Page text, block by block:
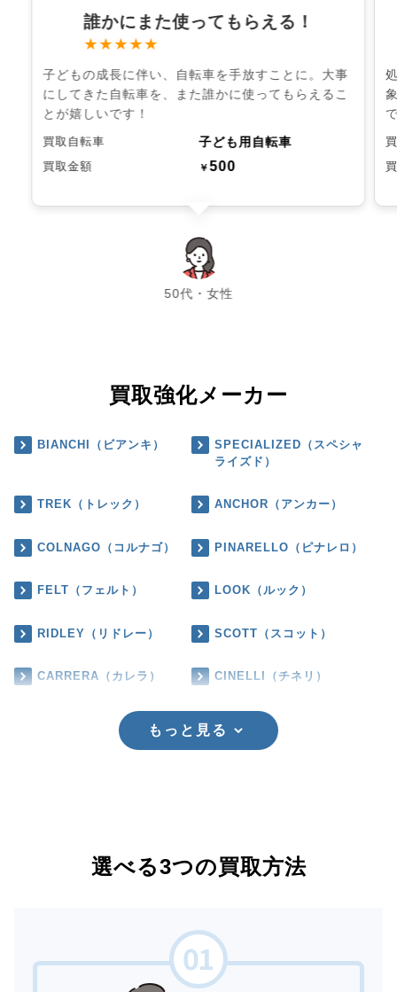
誰かにまた使ってもらえる！
★★★★★
子どもの成長に伴い、自転車を手放すことに。大事
にしてきた自転車を、また誰かに使ってもらえるこ
とが嬉しいです！
買取自転車 子ども用自転車
買取金額 ￥500
50代・女性
chevron_left chevron_right
買取強化メーカー
BIANCHI（ビアンキ）
SPECIALIZED（スペシャ
ライズド）
TREK（トレック） ANCHOR（アンカー）
COLNAGO（コルナゴ） PINARELLO（ピナレロ）
FELT（フェルト） LOOK（ルック）
RIDLEY（リドレー） SCOTT（スコット）
CARRERA（カレラ） CINELLI（チネリ）
もっと見る
選べる3つの買取方法